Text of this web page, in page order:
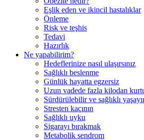
Eşlik eden ve ikincil hastalıklar
Önleme
Risk ve teşhis
Tedavi
Hazırlık
Ne yapabilirim?
Hedeflerinize nasıl ulaşırsınız
Sağlıklı beslenme
Günlük hayatta egzersiz
Uzun vadede fazla kilodan
Sürdürülebilir ve sağlıklı
Stresten kaçının
Sağlıklı uyku
Sigarayı bırakmak
Metabolik sendrom